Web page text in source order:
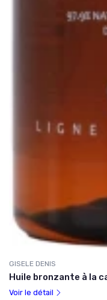
GISELE DENIS
Huile bronzante à la
Voir le détail